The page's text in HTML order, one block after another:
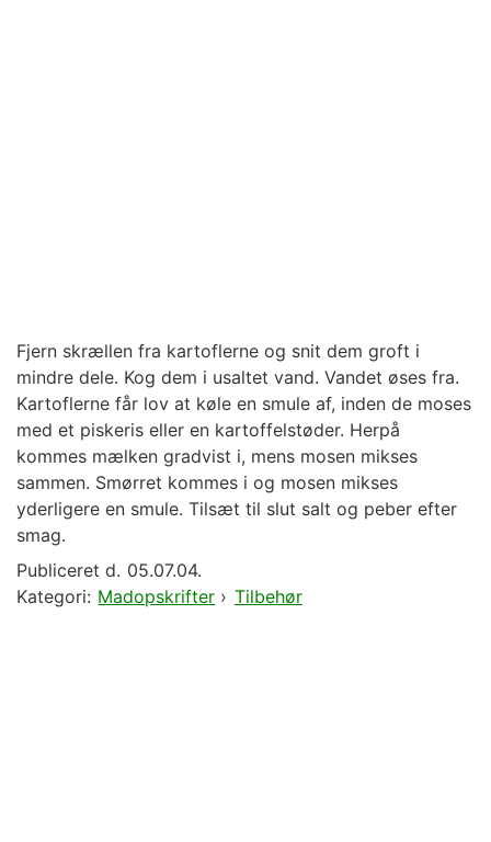
Fjern skrællen fra kartoflerne og snit dem groft i
mindre dele. Kog dem i usaltet vand. Vandet øses fra.
Kartoflerne får lov at køle en smule af, inden de moses
med et piskeris eller en kartoffelstøder. Herpå
kommes mælken gradvist i, mens mosen mikses
sammen. Smørret kommes i og mosen mikses
yderligere en smule. Tilsæt til slut salt og peber efter
smag.
Publiceret d. 05.07.04.
Kategori: Madopskrifter › Tilbehør